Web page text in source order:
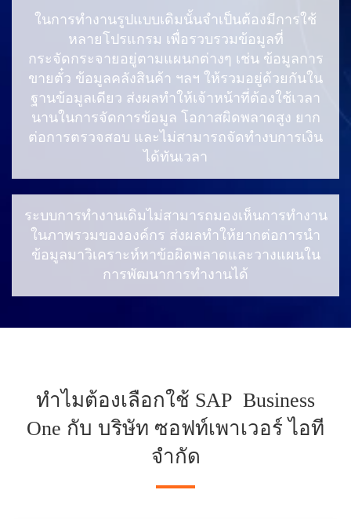
ในการทำงานรูปแบบเดิมนั้นจำเป็นต้องมีการใช้
หลายโปรแกรม เพื่อรวบรวมข้อมูลที่
กระจัดกระจายอยู่ตามแผนกต่างๆ เช่น ข้อมูลการ
ขายตั๋ว ข้อมูลคลังสินค้า ฯลฯ ให้รวมอยู่ด้วยกันใน
ฐานข้อมูลเดียว ส่งผลทำให้เจ้าหน้าที่ต้องใช้เวลา
นานในการจัดการข้อมูล โอกาสผิดพลาดสูง ยาก
ต่อการตรวจสอบ และไม่สามารถจัดทำงบการเงิน
ได้ทันเวลา
ระบบการทำงานเดิมไม่สามารถมองเห็นการทำงาน
ในภาพรวมขององค์กร ส่งผลทำให้ยากต่อการนำ
ข้อมูลมาวิเคราะห์หาข้อผิดพลาดและวางแผนใน
การพัฒนาการทำงานได้
ทำไมต้องเลือกใช้ SAP Business
One กับ บริษัท ซอฟท์เพาเวอร์ ไอที
จำกัด